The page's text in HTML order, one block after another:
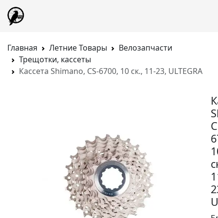
Главная Летние Товары
Велозапчасти
Трещотки, кассеты
Кассета Shimano, CS-6700, 10 ск., 11-23, ULTEGRA